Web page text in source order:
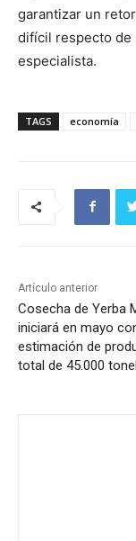
garantizar un
difícil respecto de
especialista.
TAGS economía
Artículo anterior
Cosecha de Yerba
iniciará en mayo
estimación de
total de 45.000